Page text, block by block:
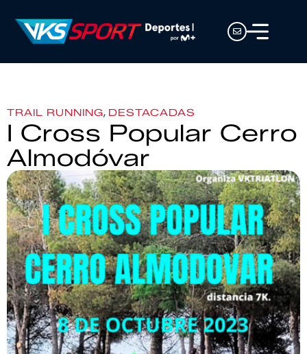
TRAIL RUNNING, DESTACADAS
I Cross Popular Cerro
Almodóvar